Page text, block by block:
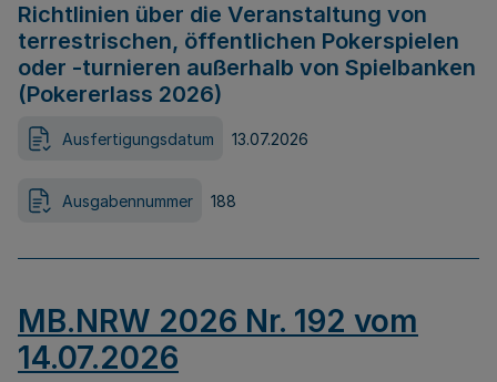
Richtlinien über die Veranstaltung von
terrestrischen, öffentlichen Pokerspielen
oder -turnieren außerhalb von Spielbanken
(Pokererlass 2026)
Ausfertigungsdatum 13.07.2026
Ausgabennummer 188
MB.NRW 2026 Nr. 192 vom
14.07.2026